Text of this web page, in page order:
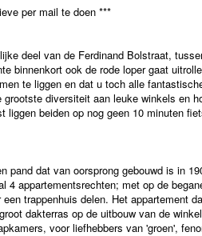
per mail te doen ***
deel van de Ferdinand Bolstraat,
binnenkort ook de rode loper gaat
te liggen en dat u toch alle
diversiteit aan leuke winkels en
liggen beiden op nog geen 10 minuten
pand dat van oorsprong gebouwd is in
4 appartementsrechten; met op de
trappenhuis delen. Het appartement
dakterras op de uitbouw van de
voor liefhebbers van 'groen',